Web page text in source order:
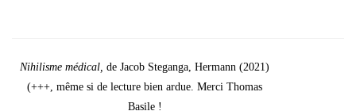
Nihi­lisme médi­cal, de Jacob Ste­gan­ga, Her­mann (2021)
(+++, même si de lec­ture bien ardue. Mer­ci Tho­mas
Basile !